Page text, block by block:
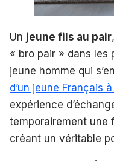
Un jeune fils au pair
« bro pair » dans les
jeune homme qui
d’un jeune Français
expérience
temporairement une
créant un véritable